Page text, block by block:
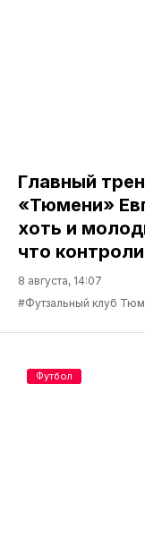
Главный
«Тюмени»
хоть и
что
8 августа, 14:07
#Футзальный клуб
Футбол